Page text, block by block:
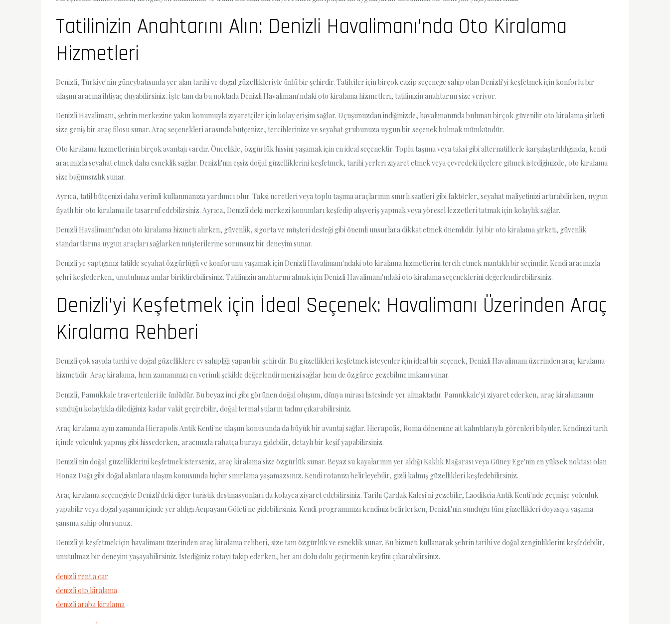
Tatilinizin Anahtarını Alın: Denizli Havalimanı’nda Oto Kiralama
Hizmetleri
Denizli, Türkiye'nin güneybatısında yer alan tarihi ve doğal güzellikleriyle ünlü bir şehirdir. Tatilciler için birçok cazip seçeneğe sahip olan Denizli'yi keşfetmek için konforlu bir
ulaşım aracına ihtiyaç duyabilirsiniz. İşte tam da bu noktada Denizli Havalimanı'ndaki oto kiralama hizmetleri, tatilinizin anahtarını size veriyor.
Denizli Havalimanı, şehrin merkezine yakın konumuyla ziyaretçiler için kolay erişim sağlar. Uçuşunuzdan indiğinizde, havalimanında bulunan birçok güvenilir oto kiralama şirketi
size geniş bir araç filosu sunar. Araç seçenekleri arasında bütçenize, tercihlerinize ve seyahat grubunuza uygun bir seçenek bulmak mümkündür.
Oto kiralama hizmetlerinin birçok avantajı vardır. Öncelikle, özgürlük hissini yaşamak için en ideal seçenektir. Toplu taşıma veya taksi gibi alternatiflerle karşılaştırıldığında, kendi
aracınızla seyahat etmek daha esneklik sağlar. Denizli'nin eşsiz doğal güzelliklerini keşfetmek, tarihi yerleri ziyaret etmek veya çevredeki ilçelere gitmek istediğinizde, oto kiralama
size bağımsızlık sunar.
Ayrıca, tatil bütçenizi daha verimli kullanmanıza yardımcı olur. Taksi ücretleri veya toplu taşıma araçlarının sınırlı saatleri gibi faktörler, seyahat maliyetinizi artırabilirken, uygun
fiyatlı bir oto kiralama ile tasarruf edebilirsiniz. Ayrıca, Denizli'deki merkezi konumları keşfedip alışveriş yapmak veya yöresel lezzetleri tatmak için kolaylık sağlar.
Denizli Havalimanı'ndan oto kiralama hizmeti alırken, güvenlik, sigorta ve müşteri desteği gibi önemli unsurlara dikkat etmek önemlidir. İyi bir oto kiralama şirketi, güvenlik
standartlarına uygun araçları sağlarken müşterilerine sorunsuz bir deneyim sunar.
Denizli'ye yaptığınız tatilde seyahat özgürlüğü ve konforunu yaşamak için Denizli Havalimanı'ndaki oto kiralama hizmetlerini tercih etmek mantıklı bir seçimdir. Kendi aracınızla
şehri keşfederken, unutulmaz anılar biriktirebilirsiniz. Tatilinizin anahtarını almak için Denizli Havalimanı'ndaki oto kiralama seçeneklerini değerlendirebilirsiniz.
Denizli’yi Keşfetmek için İdeal Seçenek: Havalimanı Üzerinden Araç
Kiralama Rehberi
Denizli çok sayıda tarihi ve doğal güzelliklere ev sahipliği yapan bir şehirdir. Bu güzellikleri keşfetmek isteyenler için ideal bir seçenek, Denizli Havalimanı üzerinden araç kiralama
hizmetidir. Araç kiralama, hem zamanınızı en verimli şekilde değerlendirmenizi sağlar hem de özgürce gezebilme imkanı sunar.
Denizli, Pamukkale travertenleri ile ünlüdür. Bu beyaz inci gibi görünen doğal oluşum, dünya mirası listesinde yer almaktadır. Pamukkale'yi ziyaret ederken, araç kiralamanın
sunduğu kolaylıkla dilediğiniz kadar vakit geçirebilir, doğal termal suların tadını çıkarabilirsiniz.
Araç kiralama aynı zamanda Hierapolis Antik Kenti'ne ulaşım konusunda da büyük bir avantaj sağlar. Hierapolis, Roma dönemine ait kalıntılarıyla görenleri büyüler. Kendinizi tarih
içinde yolculuk yapmış gibi hissederken, aracınızla rahatça buraya gidebilir, detaylı bir keşif yapabilirsiniz.
Denizli'nin doğal güzelliklerini keşfetmek isterseniz, araç kiralama size özgürlük sunar. Beyaz su kayalarının yer aldığı Kaklık Mağarası veya Güney Ege'nin en yüksek noktası olan
Honaz Dağı gibi doğal alanlara ulaşım konusunda hiçbir sınırlama yaşamazsınız. Kendi rotanızı belirleyebilir, gizli kalmış güzellikleri keşfedebilirsiniz.
Araç kiralama seçeneğiyle Denizli'deki diğer turistik destinasyonları da kolayca ziyaret edebilirsiniz. Tarihi Çardak Kalesi'ni gezebilir, Laodikeia Antik Kenti'nde geçmişe yolculuk
yapabilir veya doğal yaşamın içinde yer aldığı Acıpayam Göleti'ne gidebilirsiniz. Kendi programınızı kendiniz belirlerken, Denizli'nin sunduğu tüm güzellikleri doyasıya yaşama
şansına sahip olursunuz.
Denizli'yi keşfetmek için havalimanı üzerinden araç kiralama rehberi, size tam özgürlük ve esneklik sunar. Bu hizmeti kullanarak şehrin tarihi ve doğal zenginliklerini keşfedebilir,
unutulmaz bir deneyim yaşayabilirsiniz. İstediğiniz rotayı takip ederken, her anı dolu dolu geçirmenin keyfini çıkarabilirsiniz.
denizli rent a car
denizli oto kiralama
denizli araba kiralama